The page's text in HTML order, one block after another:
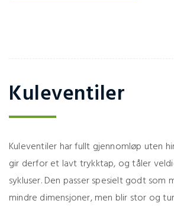
Kuleventiler
Kuleventiler har fullt gjennomløp uten
gir derfor et lavt trykktap, og tåler
sykluser. Den passer spesielt godt som
mindre dimensjoner, men blir stor og